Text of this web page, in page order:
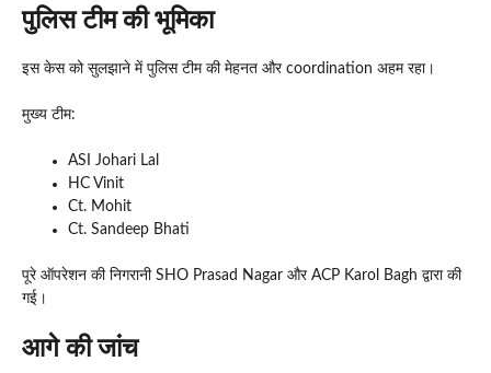
पुलिस टीम की भूमिका
इस केस को सुलझाने में पुलिस टीम की मेहनत और coordination अहम रहा।
मुख्य टीम:
ASI Johari Lal
HC Vinit
Ct. Mohit
Ct. Sandeep Bhati
पूरे ऑपरेशन की निगरानी SHO Prasad Nagar और ACP Karol Bagh द्वारा की
गई।
आगे की जांच